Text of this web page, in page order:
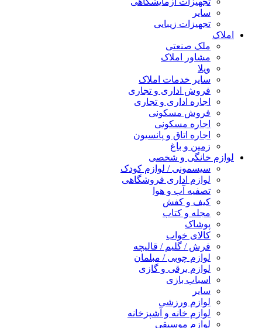
سایر
تجهیزات زیبایی
املاک
ملک صنعتی
مشاور املاک
ویلا
سایر خدمات املاک
فروش اداری و تجاری
اجاره اداری و تجاری
فروش مسکونی
اجاره مسکونی
اجاره اتاق و پانسیون
زمین و باغ
لوازم خانگی و شخصی
سیسمونی / لوازم کودک
لوازم اداری فروشگاهی
تصفیه آب و هوا
کیف و کفش
مجله و کتاب
پوشاک
کالای خواب
فرش / گلیم / قالیچه
لوازم چوبی / مبلمان
لوازم برقی و گازی
اسباب بازی
سایر
لوازم ورزشی
لوازم خانه و آشپزخانه
لوازم موسیقی